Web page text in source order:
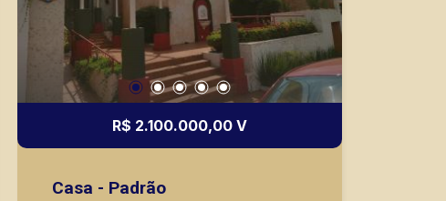
R$ 2.100.000,00 V
Casa - Padrão